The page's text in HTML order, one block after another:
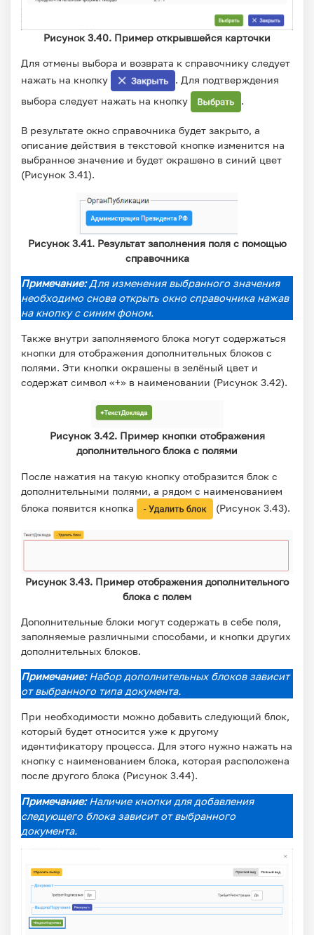
Рисунок 3.40. Пример открывшейся карточки
Для отмены выбора и возврата к справочнику следует
нажать на кнопку
. Для подтверждения
выбора следует нажать на кнопку
.
В результате окно справочника будет закрыто, а
описание действия в текстовой кнопке изменится на
выбранное значение и будет окрашено в синий цвет
(Рисунок 3.41).
Рисунок 3.41. Результат заполнения поля с помощью
справочника
Примечание:Для изменения выбранного значения
необходимо снова открыть окно справочника нажав
на кнопку с синим фоном.
Также внутри заполняемого блока могут содержаться
кнопки для отображения дополнительных блоков с
полями. Эти кнопки окрашены в зелёный цвет и
содержат символ «+» в наименовании (​Рисунок 3.42).
Рисунок 3.42. Пример кнопки отображения
дополнительного блока с полями
После нажатия на такую кнопку отобразится блок с
дополнительными полями, а рядом с наименованием
блока появится кнопка
(Рисунок 3.43).
Рисунок 3.43. Пример отображения дополнительного
блока с полем
Дополнительные блоки могут содержать в себе поля,
заполняемые различными способами, и кнопки других
дополнительных блоков.
Примечание:Набор дополнительных блоков зависит
от выбранного типа документа.
При необходимости можно добавить следующий блок,
который будет относится уже к другому
идентификатору процесса. Для этого нужно нажать на
кнопку с наименованием блока, которая расположена
после другого блока (Рисунок 3.44).
Примечание:Наличие кнопки для добавления
следующего блока зависит от выбранного
документа.